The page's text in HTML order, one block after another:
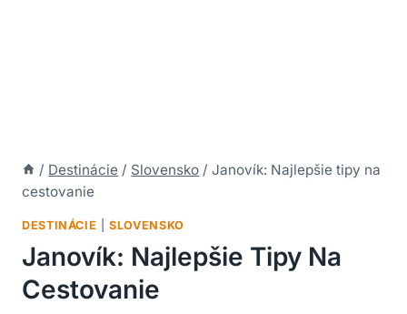
/ Destinácie / Slovensko / Janovík: Najlepšie tipy na
cestovanie
DESTINÁCIE |SLOVENSKO
Janovík: Najlepšie Tipy Na
Cestovanie